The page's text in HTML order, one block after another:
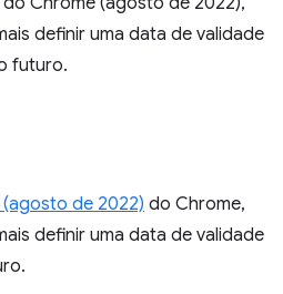
definir uma data de validade
futuro.
(agosto de 2022) do Chrome,
definir uma data de validade